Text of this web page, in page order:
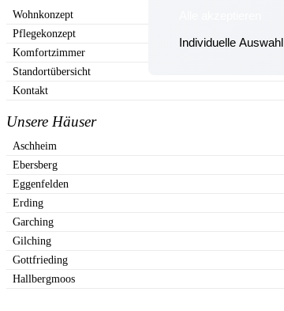
Individuelle Auswahl
Wohnkonzept
Pflegekonzept
Komfortzimmer
Standortübersicht
Kontakt
Unsere Häuser
Aschheim
Ebersberg
Eggenfelden
Erding
Garching
Gilching
Gottfrieding
Hallbergmoos